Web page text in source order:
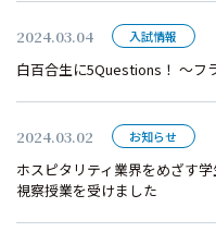
2024.03.04 入試情報
白百合生に5Questions！ ～フ
2024.03.02 お知らせ
ホスピタリティ業界をめざす
視察授業を受けました